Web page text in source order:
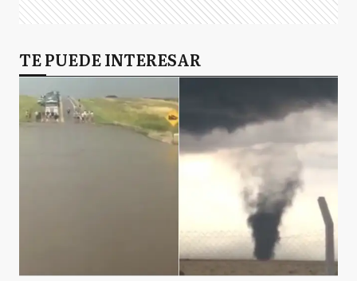
TE PUEDE INTERESAR